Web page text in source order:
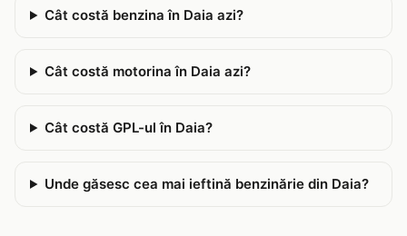
Cât costă benzina în Daia azi?
Cât costă motorina în Daia azi?
Cât costă GPL-ul în Daia?
Unde găsesc cea mai ieftină benzinărie din Daia?